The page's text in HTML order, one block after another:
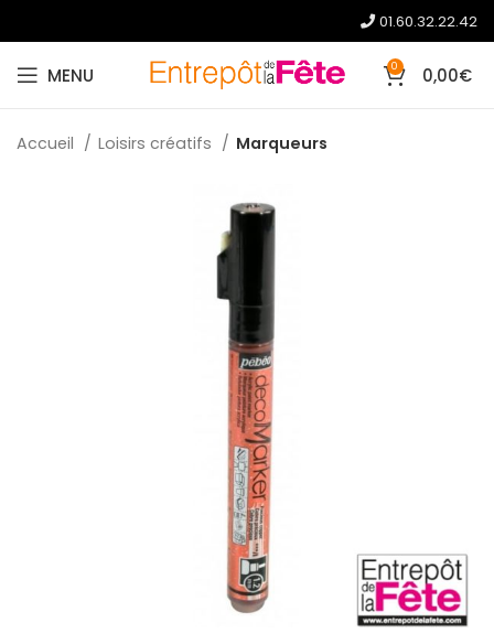
01.60.32.22.42
MENU 0 0,00€
Accueil Loisirs créatifs Marqueurs